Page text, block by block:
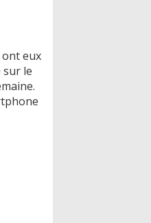
ont eux
sur le